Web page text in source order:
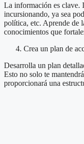
La información es clave.
incursionando, ya sea
política, etc. Aprende de
conocimientos que
Crea un plan de
Desarrolla un plan
Esto no solo te
proporcionará una